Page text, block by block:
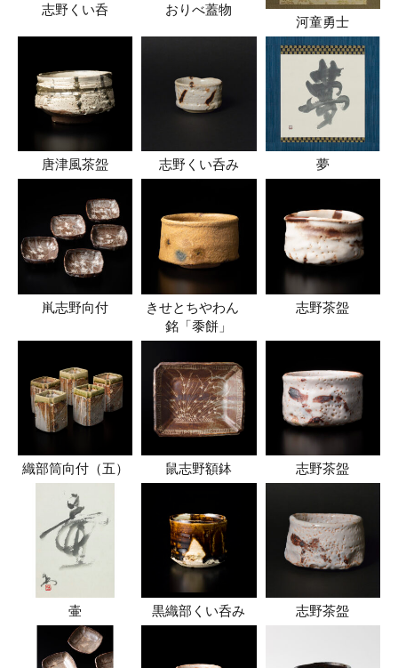
志野くい呑 おりべ蓋物
河童勇士
唐津風茶盌 志野くい呑み 夢
鼡志野向付
きせとちやわん
銘「黍餅」
志野茶盌
織部筒向付（五） 鼠志野額鉢 志野茶盌
壷 黒織部くい呑み 志野茶盌